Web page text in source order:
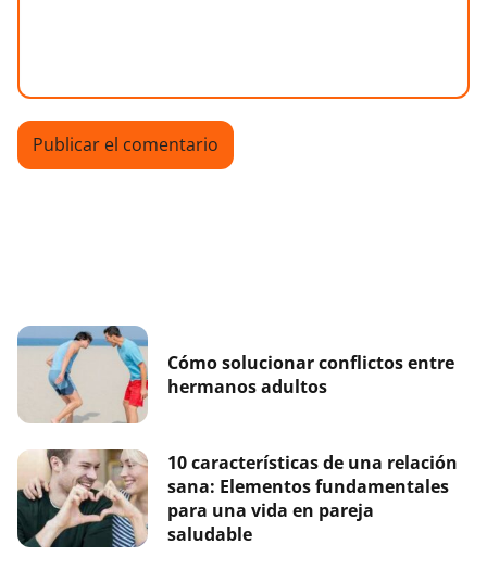
Cómo solucionar conflictos entre
hermanos adultos
10 características de una relación
sana: Elementos fundamentales
para una vida en pareja
saludable